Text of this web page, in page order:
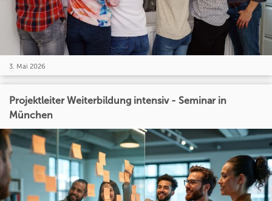
3. Mai 2026
Projektleiter Weiterbildung intensiv - Seminar in
München